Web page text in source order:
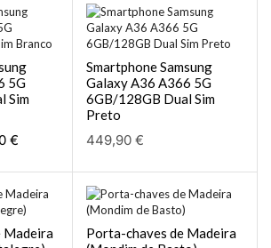
5G
Sim
€
Smartphone Samsung
Galaxy A36 A366 5G
6GB/128GB Dual Sim
Preto
449,90 €
Madeira
Porta-chaves de Madeira